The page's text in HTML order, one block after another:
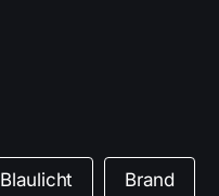
Blaulicht Brand